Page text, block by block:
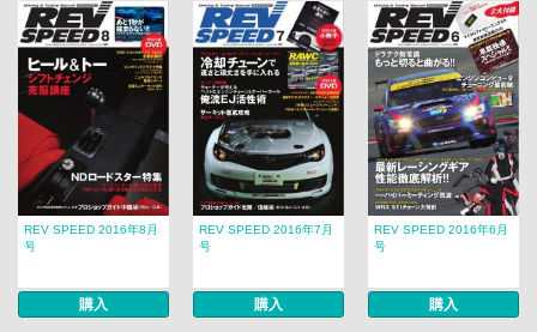
REV SPEED 2016年8月
号
購入
REV SPEED 2016年7月
号
購入
REV SPEED 2016年6月
号
購入